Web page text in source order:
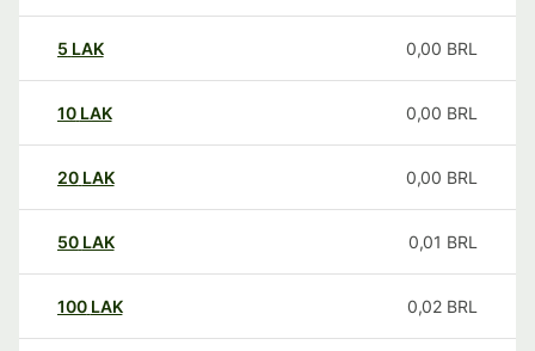
5 LAK 0,00 BRL
10 LAK 0,00 BRL
20 LAK 0,00 BRL
50 LAK 0,01 BRL
100 LAK 0,02 BRL